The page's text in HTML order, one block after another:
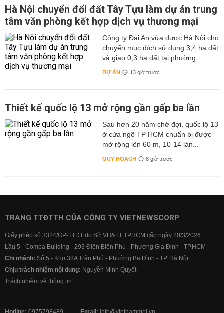
Hà Nội chuyển đổi đất Tây Tựu làm dự án trung
tâm văn phòng kết hợp dịch vụ thương mại
Công ty Đại An vừa được Hà Nội cho
chuyển mục đích sử dụng 3,4 ha đất
và giao 0,3 ha đất tại phường...
DỰ ÁN 13 giờ trước
Thiết kế quốc lộ 13 mở rộng gần gấp ba lần
Sau hơn 20 năm chờ đợi, quốc lộ 13
ở cửa ngõ TP HCM chuẩn bị được
mở rộng lên 60 m, 10-14 làn...
QUY HOẠCH 8 giờ trước
TRANG TTĐTTH CỦA CÔNG TY VIETNEWSCORP
Giấy phép số 3324/GP-TTĐT do Sở VH&TT TPHCM cấp ngày 20/3/2026
Lầu 5 - Compa Building - 293 Điện Biên Phủ - Phường Gia Định - TP.HCM
Chi nhánh: Số 5 - Khu 38A Trần Phú - Phường Ba Đình - TP. Hà Nội
Chịu trách nhiệm nội dung: Nguyễn Minh Quyết
Trách nhiệm về thông tin